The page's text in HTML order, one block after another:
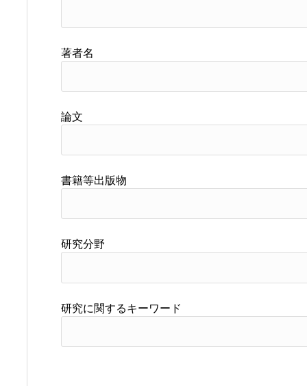
著者名
論文
書籍等出版物
研究分野
研究に関するキーワード